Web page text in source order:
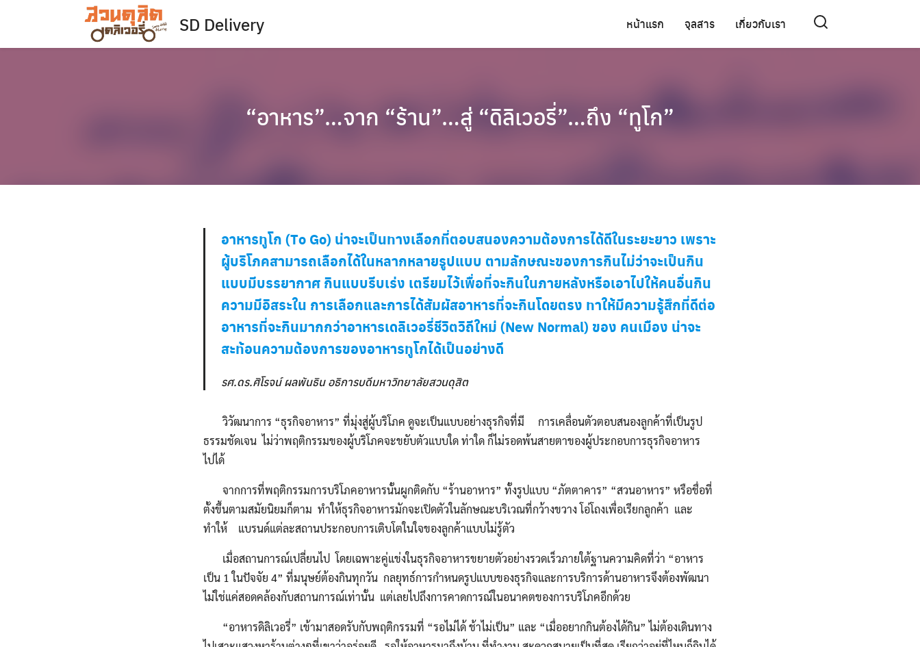
SD Delivery หน้าแรก จุลสาร เกี่ยวกับเรา
“อาหาร”…จาก “ร้าน”…สู่ “ดิลิเวอรี่”…ถึง “ทูโก”
อาหารทูโก (To Go) น่าจะเป็นทางเลือกที่ตอบสนองความต้องการได้ดีในระยะยาว เพราะ
ผู้บริโภคสามารถเลือกได้ในหลากหลายรูปแบบ ตามลักษณะของการกินไม่ว่าจะเป็นกิน
แบบมีบรรยากาศ กินแบบรีบเร่ง เตรียมไว้เพื่อที่จะกินในภายหลังหรือเอาไปให้คนอื่นกิน
ความมีอิสระใน การเลือกและการได้สัมผัสอาหารที่จะกินโดยตรง ทาให้มีความรู้สึกที่ดีต่อ
อาหารที่จะกินมากกว่าอาหารเดลิเวอรี่ชีวิตวิถีใหม่ (New Normal) ของ คนเมือง น่าจะ
สะท้อนความต้องการของอาหารทูโกได้เป็นอย่างดี
รศ.ดร.ศิโรจน์ ผลพันธิน อธิการบดีมหาวิทยาลัยสวนดุสิต
วิวัฒนาการ “ธุรกิจอาหาร” ที่มุ่งสู่ผู้บริโภค ดูจะเป็นแบบอย่างธุรกิจที่มี การเคลื่อนตัวตอบสนองลูกค้าที่เป็นรูป
ธรรมชัดเจน ไม่ว่าพฤติกรรมของผู้บริโภคจะขยับตัวแบบใด ท่าใด ก็ไม่รอดพ้นสายตาของผู้ประกอบการธุรกิจอาหาร
ไปได้
จากการที่พฤติกรรมการบริโภคอาหารนั้นผูกติดกับ “ร้านอาหาร” ทั้งรูปแบบ “ภัตตาคาร” “สวนอาหาร” หรือชื่อที่
ตั้งขึ้นตามสมัยนิยมก็ตาม ทำให้ธุรกิจอาหารมักจะเปิดตัวในลักษณะบริเวณที่กว้างขวาง โอ่โถงเพื่อเรียกลูกค้า และ
ทำให้ แบรนด์แต่ละสถานประกอบการเติบโตในใจของลูกค้าแบบไม่รู้ตัว
เมื่อสถานการณ์เปลี่ยนไป โดยเฉพาะคู่แข่งในธุรกิจอาหารขยายตัวอย่างรวดเร็วภายใต้ฐานความคิดที่ว่า “อาหาร
เป็น 1 ในปัจจัย 4” ที่มนุษย์ต้องกินทุกวัน กลยุทธ์การกำหนดรูปแบบของธุรกิจและการบริการด้านอาหารจึงต้องพัฒนา
ไม่ใช่แค่สอดคล้องกับสถานการณ์เท่านั้น แต่เลยไปถึงการคาดการณ์ในอนาคตของการบริโภคอีกด้วย
“อาหารดิลิเวอรี่” เข้ามาสอดรับกับพฤติกรรมที่ “รอไม่ได้ ช้าไม่เป็น” และ “เมื่ออยากกินต้องได้กิน” ไม่ต้องเดินทาง